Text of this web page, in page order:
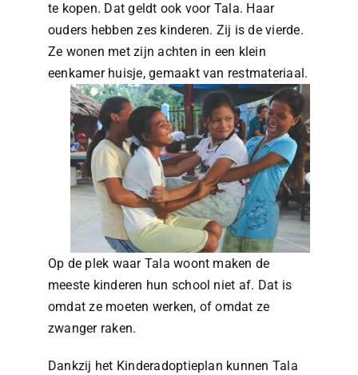
te kopen. Dat geldt ook voor Tala. Haar
ouders hebben zes kinderen. Zij is de vierde.
Ze wonen met zijn achten in een klein
eenkamer huisje, gemaakt van restmateriaal.
Op de plek waar Tala woont maken de
meeste kinderen hun school niet af. Dat is
omdat ze moeten werken, of omdat ze
zwanger raken.
Dankzij het Kinderadoptieplan kunnen Tala